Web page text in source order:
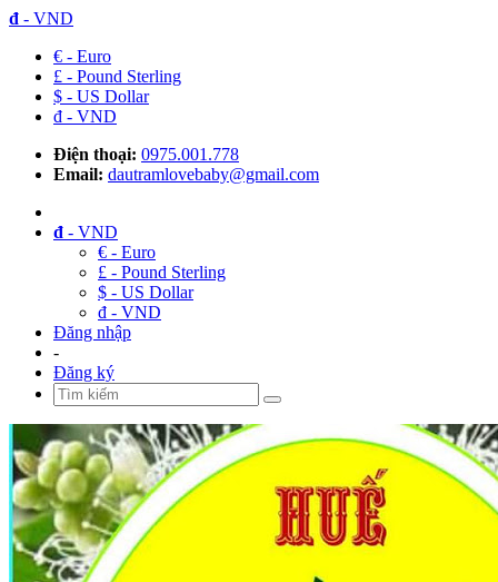
đ - VND
€ - Euro
£ - Pound Sterling
$ - US Dollar
đ - VND
Điện thoại: 0975.001.778
Email: dautramlovebaby@gmail.com
đ - VND
€ - Euro
£ - Pound Sterling
$ - US Dollar
đ - VND
Đăng nhập
-
Đăng ký